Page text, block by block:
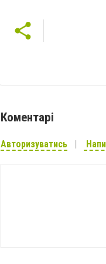
Коментарі
Авторизуватись